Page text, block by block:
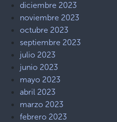
diciembre 2023
noviembre 2023
octubre 2023
septiembre 2023
julio 2023
junio 2023
mayo 2023
abril 2023
marzo 2023
febrero 2023